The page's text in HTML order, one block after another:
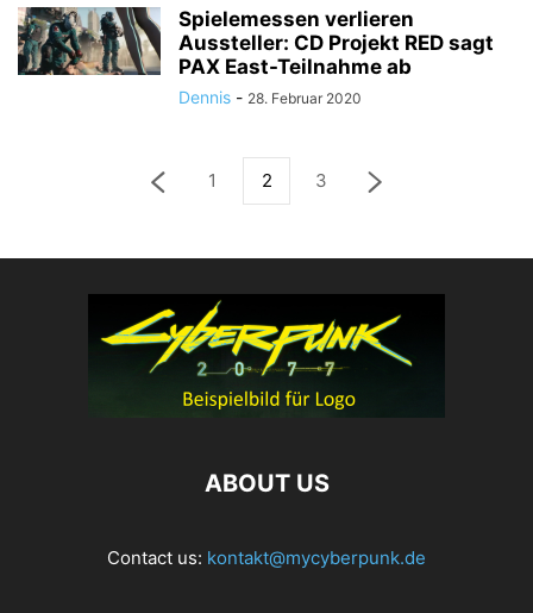
Spielemessen verlieren
Aussteller: CD Projekt RED sagt
PAX East-Teilnahme ab
Dennis - 28. Februar 2020
1 2 3
ABOUT US
Contact us: kontakt@mycyberpunk.de